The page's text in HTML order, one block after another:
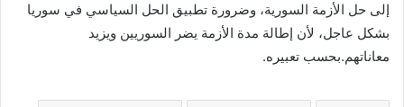
إلى حل الأزمة السورية، وضرورة تطبيق الحل السياسي في سوريا
بشكل عاجل، لأن إطالة مدة الأزمة يضر السوريين ويزيد
معاناتهم.بحسب تعبيره.